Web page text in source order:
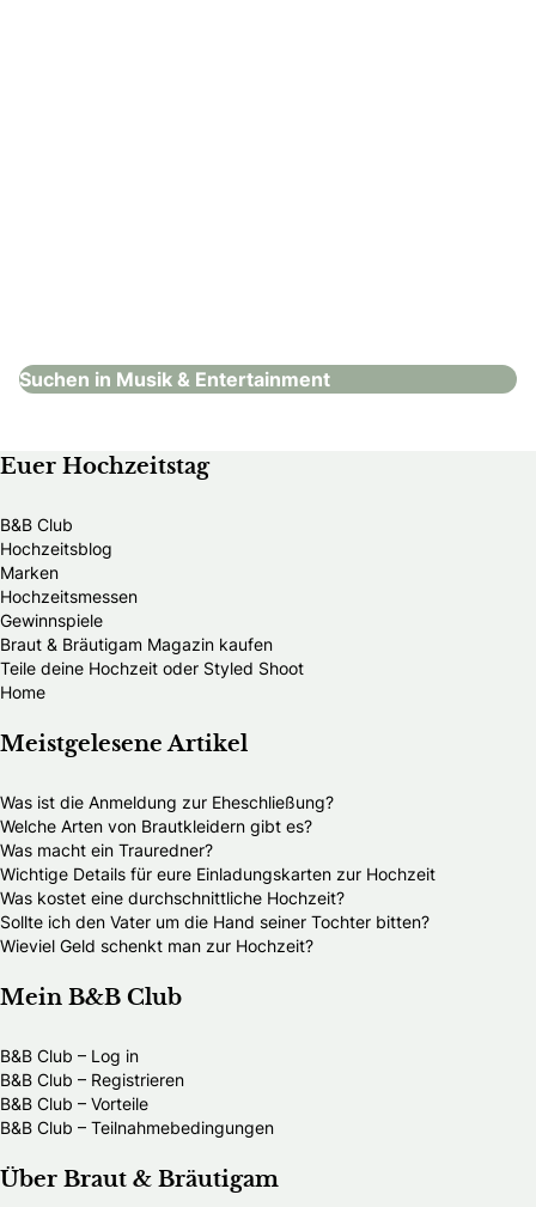
Suchen in Musik & Entertainment
Euer Hochzeitstag
B&B Club
Hochzeitsblog
Marken
Hochzeitsmessen
Gewinnspiele
Braut & Bräutigam Magazin kaufen
Teile deine Hochzeit oder Styled Shoot
Home
Meistgelesene Artikel
Was ist die Anmeldung zur Eheschließung?
Welche Arten von Brautkleidern gibt es?
Was macht ein Trauredner?
Wichtige Details für eure Einladungskarten zur Hochzeit
Was kostet eine durchschnittliche Hochzeit?
Sollte ich den Vater um die Hand seiner Tochter bitten?
Wieviel Geld schenkt man zur Hochzeit?
Mein B&B Club
B&B Club – Log in
B&B Club – Registrieren
B&B Club – Vorteile
B&B Club – Teilnahmebedingungen
Über Braut & Bräutigam